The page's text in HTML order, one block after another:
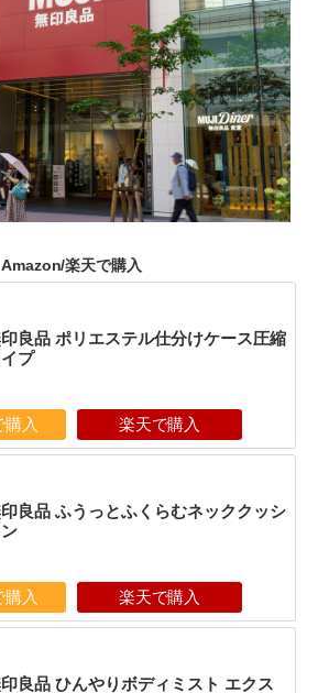
Amazon/楽天で購入
良品 ポリエステル仕分けケース圧縮
プ
入 楽天で購入
良品 ふうっとふくらむネッククッシ
入 楽天で購入
良品 ひんやりボディミスト エクス